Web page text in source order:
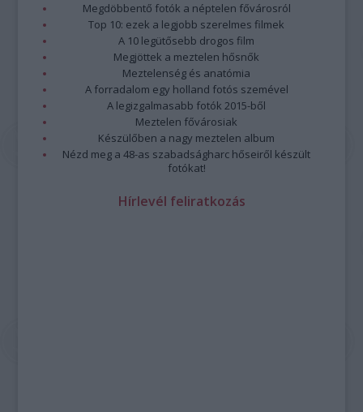
Megdöbbentő fotók a néptelen fővárosról
Top 10: ezek a legjobb szerelmes filmek
A 10 legütősebb drogos film
Megjöttek a meztelen hősnők
Meztelenség és anatómia
A forradalom egy holland fotós szemével
A legizgalmasabb fotók 2015-ből
Meztelen fővárosiak
Készülőben a nagy meztelen album
Nézd meg a 48-as szabadságharc hőseiről készült
fotókat!
Hírlevél feliratkozás